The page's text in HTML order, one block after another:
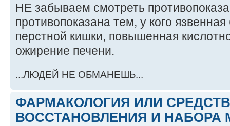
НЕ забываем смотреть
противопоказана тем, у кого
перстной кишки, повышенная
ожирение печени.
...ЛЮДЕЙ НЕ ОБМАНЕШЬ...
ФАРМАКОЛОГИЯ ИЛИ
ВОССТАНОВЛЕНИЯ И НАБОРА